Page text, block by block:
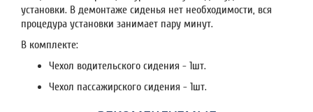
установки. В демонтаже сиденья нет необходимости, вся
процедура установки занимает пару минут.
В комплекте:
Чехол водительского сидения - 1шт.
Чехол пассажирского сидения - 1шт.